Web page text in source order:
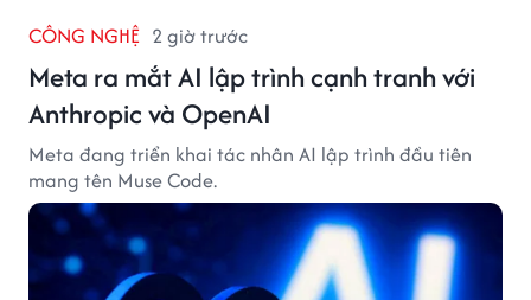
CÔNG NGHỆ 2 giờ trước
Meta ra mắt AI lập trình cạnh tranh với
Anthropic và OpenAI
Meta đang triển khai tác nhân AI lập trình đầu tiên
mang tên Muse Code.